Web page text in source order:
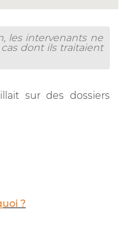
les intervenants ne
dont ils traitaient
sur des dossiers
?